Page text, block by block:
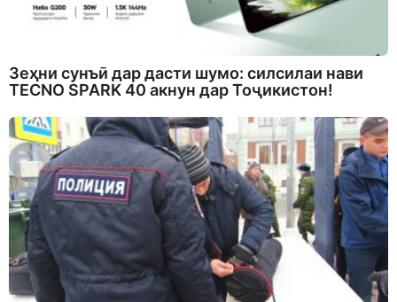
Зеҳни сунъӣ дар дасти шумо: силсилаи нави
TECNO SPARK 40 акнун дар Тоҷикистон!